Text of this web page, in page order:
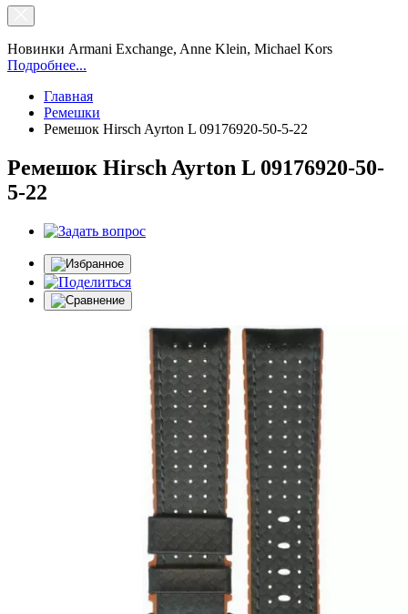
Новинки Armani Exchange, Anne Klein, Michael Kors
Подробнее...
Главная
Ремешки
Ремешок Hirsch Ayrton L 09176920-50-5-22
Ремешок Hirsch Ayrton L 09176920-50-
5-22